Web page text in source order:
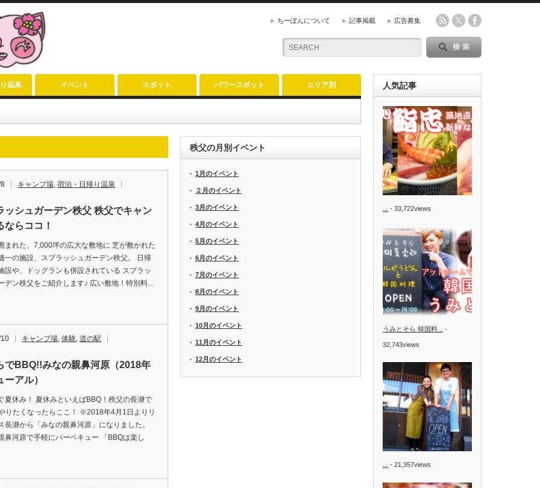
ちーぽんについて 記事掲載 広告募集
温泉 イベント スポット パワースポット エリア別
キャンプ場, 宿泊・日帰り温泉
ッシュガーデン秩父 秩父でキャン
ならココ！
まれた、7,000坪の広大な敷地に 芝が敷かれた
一の施設、スプラッシュガーデン秩父。 日帰
設や、ドッグランも併設されている スプラッ
デン秩父をご紹介します♪ 広い敷地！特別料…
キャンプ場, 体験, 道の駅
でBBQ!!みなの親鼻河原（2018年
ーアル）
夏休み！ 夏休みといえばBBQ！秩父の長瀞で
りたくなったらここ！ ※2018年4月1日よりリ
長瀞から「みなの親鼻河原」になりました。
鼻河原で手軽にバーベキュー 「BBQは楽し
秩父の月別イベント
1月のイベント
２月のイベント
3月のイベント
4月のイベント
5月のイベント
6月のイベント
7月のイベント
8月のイベント
9月のイベント
10月のイベント
11月のイベント
12月のイベント
人気記事
- 33,722views
うみとそら 韓国料... -
32,743views
- 21,357views